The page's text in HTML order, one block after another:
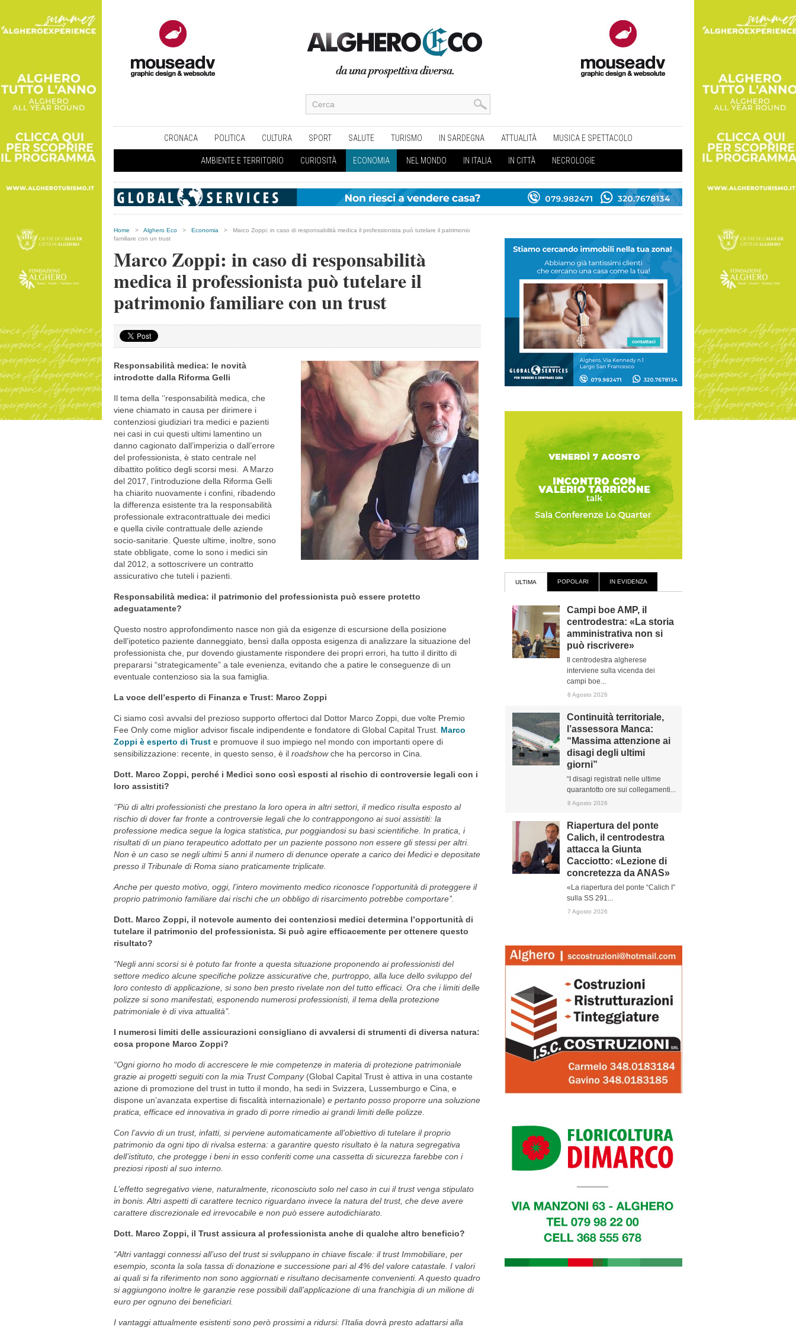
CRONACA POLITICA CULTURA SPORT SALUTE TURISMO IN SARDEGNA ATTUALITÀ MUSICA E SPETTACOLO
AMBIENTE E TERRITORIO CURIOSITÀ ECONOMIA NEL MONDO IN ITALIA IN CITTÀ NECROLOGIE
Home > Alghero Eco > Economia > Marco Zoppi: in caso di responsabilità medica il professionista può tutelare il patrimonio
familiare con un trust
Marco Zoppi: in caso di responsabilità
medica il professionista può tutelare il
patrimonio familiare con un trust
Responsabilità medica: le novità
introdotte dalla Riforma Gelli
Il tema della ‘’responsabilità medica, che
viene chiamato in causa per dirimere i
contenziosi giudiziari tra medici e pazienti
nei casi in cui questi ultimi lamentino un
danno cagionato dall’imperizia o dall’errore
del professionista, è stato centrale nel
dibattito politico degli scorsi mesi. A Marzo
del 2017, l’introduzione della Riforma Gelli
ha chiarito nuovamente i confini, ribadendo
la differenza esistente tra la responsabilità
professionale extracontrattuale dei medici
e quella civile contrattuale delle aziende
socio-sanitarie. Queste ultime, inoltre, sono
state obbligate, come lo sono i medici sin
dal 2012, a sottoscrivere un contratto
assicurativo che tuteli i pazienti.
Responsabilità medica: il patrimonio del professionista può essere protetto
adeguatamente?
Questo nostro approfondimento nasce non già da esigenze di escursione della posizione
dell’ipotetico paziente danneggiato, bensì dalla opposta esigenza di analizzare la situazione del
professionista che, pur dovendo giustamente rispondere dei propri errori, ha tutto il diritto di
prepararsi “strategicamente” a tale evenienza, evitando che a patire le conseguenze di un
eventuale contenzioso sia la sua famiglia.
La voce dell’esperto di Finanza e Trust: Marco Zoppi
Ci siamo così avvalsi del prezioso supporto offertoci dal Dottor Marco Zoppi, due volte Premio
Fee Only come miglior advisor fiscale indipendente e fondatore di Global Capital Trust. Marco
Zoppi è esperto di Trust e promuove il suo impiego nel mondo con importanti opere di
sensibilizzazione: recente, in questo senso, è il roadshowche ha percorso in Cina.
Dott. Marco Zoppi, perché i Medici sono così esposti al rischio di controversie legali con i
loro assistiti?
‘’Più di altri professionisti che prestano la loro opera in altri settori, il medico risulta esposto al
rischio di dover far fronte a controversie legali che lo contrappongono ai suoi assistiti: la
professione medica segue la logica statistica, pur poggiandosi su basi scientifiche. In pratica, i
risultati di un piano terapeutico adottato per un paziente possono non essere gli stessi per altri.
Non è un caso se negli ultimi 5 anni il numero di denunce operate a carico dei Medici e depositate
presso il Tribunale di Roma siano praticamente triplicate.
Anche per questo motivo, oggi, l’intero movimento medico riconosce l’opportunità di proteggere il
proprio patrimonio familiare dai rischi che un obbligo di risarcimento potrebbe comportare’’.
Dott. Marco Zoppi, il notevole aumento dei contenziosi medici determina l’opportunità di
tutelare il patrimonio del professionista. Si può agire efficacemente per ottenere questo
risultato?
“Negli anni scorsi si è potuto far fronte a questa situazione proponendo ai professionisti del
settore medico alcune specifiche polizze assicurative che, purtroppo, alla luce dello sviluppo del
loro contesto di applicazione, si sono ben presto rivelate non del tutto efficaci. Ora che i limiti delle
polizze si sono manifestati, esponendo numerosi professionisti, il tema della protezione
patrimoniale è di viva attualità’’.
I numerosi limiti delle assicurazioni consigliano di avvalersi di strumenti di diversa natura:
cosa propone Marco Zoppi?
“Ogni giorno ho modo di accrescere le mie competenze in materia di protezione patrimoniale
grazie ai progetti seguiti con la mia Trust Company (Global Capital Trust è attiva in una costante
azione di promozione del trust in tutto il mondo, ha sedi in Svizzera, Lussemburgo e Cina, e
dispone un’avanzata expertise di fiscalità internazionale) e pertanto posso proporre una soluzione
pratica, efficace ed innovativa in grado di porre rimedio ai grandi limiti delle polizze.
Con l’avvio di un trust, infatti, si perviene automaticamente all’obiettivo di tutelare il proprio
patrimonio da ogni tipo di rivalsa esterna: a garantire questo risultato è la natura segregativa
dell’istituto, che protegge i beni in esso conferiti come una cassetta di sicurezza farebbe con i
preziosi riposti al suo interno.
L’effetto segregativo viene, naturalmente, riconosciuto solo nel caso in cui il trust venga stipulato
in bonis. Altri aspetti di carattere tecnico riguardano invece la natura del trust, che deve avere
carattere discrezionale ed irrevocabile e non può essere autodichiarato.
Dott. Marco Zoppi, il Trust assicura al professionista anche di qualche altro beneficio?
“Altri vantaggi connessi all’uso del trust si sviluppano in chiave fiscale: il trust Immobiliare, per
esempio, sconta la sola tassa di donazione e successione pari al 4% del valore catastale. I valori
ai quali si fa riferimento non sono aggiornati e risultano decisamente convenienti. A questo quadro
si aggiungono inoltre le garanzie rese possibili dall’applicazione di una franchigia di un milione di
euro per ognuno dei beneficiari.
I vantaggi attualmente esistenti sono però prossimi a ridursi: l’Italia dovrà presto adattarsi alla
ULTIMA POPOLARI IN EVIDENZA
Campi boe AMP, il
centrodestra: «La storia
amministrativa non si
può riscrivere»
Il centrodestra algherese
interviene sulla vicenda dei
campi boe...
8 Agosto 2026
Continuità territoriale,
l’assessora Manca:
“Massima attenzione ai
disagi degli ultimi
giorni”
“I disagi registrati nelle ultime
quarantotto ore sui collegamenti...
8 Agosto 2026
Riapertura del ponte
Calich, il centrodestra
attacca la Giunta
Cacciotto: «Lezione di
concretezza da ANAS»
«La riapertura del ponte “Calich I”
sulla SS 291...
7 Agosto 2026